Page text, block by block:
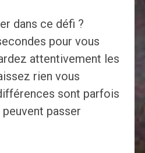
dans ce défi ?
pour vous
attentivement les
rien vous
sont parfois
passer